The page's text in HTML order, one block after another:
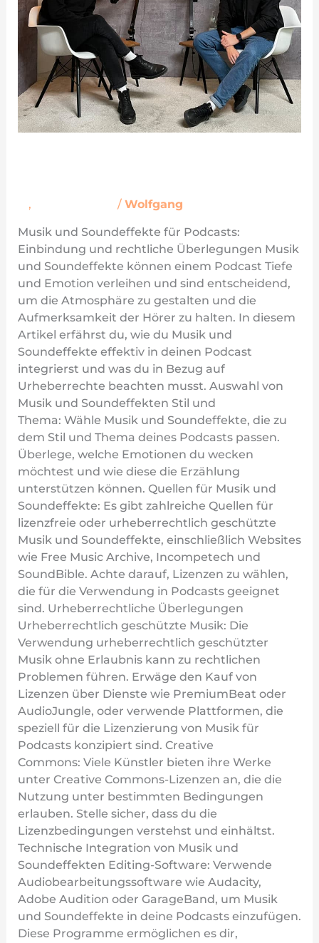
, / Wolfgang
Musik und Soundeffekte für Podcasts:
Einbindung und rechtliche Überlegungen Musik
und Soundeffekte können einem Podcast Tiefe
und Emotion verleihen und sind entscheidend,
um die Atmosphäre zu gestalten und die
Aufmerksamkeit der Hörer zu halten. In diesem
Artikel erfährst du, wie du Musik und
Soundeffekte effektiv in deinen Podcast
integrierst und was du in Bezug auf
Urheberrechte beachten musst. Auswahl von
Musik und Soundeffekten Stil und
Thema: Wähle Musik und Soundeffekte, die zu
dem Stil und Thema deines Podcasts passen.
Überlege, welche Emotionen du wecken
möchtest und wie diese die Erzählung
unterstützen können. Quellen für Musik und
Soundeffekte: Es gibt zahlreiche Quellen für
lizenzfreie oder urheberrechtlich geschützte
Musik und Soundeffekte, einschließlich Websites
wie Free Music Archive, Incompetech und
SoundBible. Achte darauf, Lizenzen zu wählen,
die für die Verwendung in Podcasts geeignet
sind. Urheberrechtliche Überlegungen
Urheberrechtlich geschützte Musik: Die
Verwendung urheberrechtlich geschützter
Musik ohne Erlaubnis kann zu rechtlichen
Problemen führen. Erwäge den Kauf von
Lizenzen über Dienste wie PremiumBeat oder
AudioJungle, oder verwende Plattformen, die
speziell für die Lizenzierung von Musik für
Podcasts konzipiert sind. Creative
Commons: Viele Künstler bieten ihre Werke
unter Creative Commons-Lizenzen an, die die
Nutzung unter bestimmten Bedingungen
erlauben. Stelle sicher, dass du die
Lizenzbedingungen verstehst und einhältst.
Technische Integration von Musik und
Soundeffekten Editing-Software: Verwende
Audiobearbeitungssoftware wie Audacity,
Adobe Audition oder GarageBand, um Musik
und Soundeffekte in deine Podcasts einzufügen.
Diese Programme ermöglichen es dir,